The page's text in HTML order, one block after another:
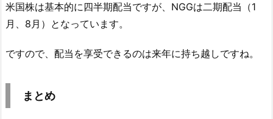
米国株は基本的に四半期配当ですが、NGGは二期配当（1
月、8月）となっています。
ですので、配当を享受できるのは来年に持ち越しですね。
まとめ